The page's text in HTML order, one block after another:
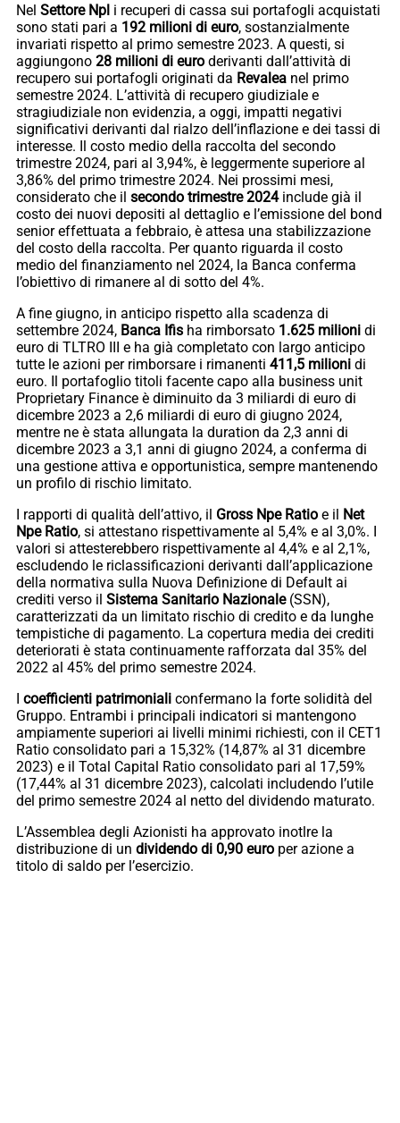
Nel Settore Npl i recuperi di cassa sui portafogli acquistati
sono stati pari a 192 milioni di euro, sostanzialmente
invariati rispetto al primo semestre 2023. A questi, si
aggiungono 28 milioni di euro derivanti dall’attività di
recupero sui portafogli originati da Revalea nel primo
semestre 2024. L’attività di recupero giudiziale e
stragiudiziale non evidenzia, a oggi, impatti negativi
significativi derivanti dal rialzo dell’inflazione e dei tassi di
interesse. Il costo medio della raccolta del secondo
trimestre 2024, pari al 3,94%, è leggermente superiore al
3,86% del primo trimestre 2024. Nei prossimi mesi,
considerato che il secondo trimestre 2024include già il
costo dei nuovi depositi al dettaglio e l’emissione del bond
senior effettuata a febbraio, è attesa una stabilizzazione
del costo della raccolta. Per quanto riguarda il costo
medio del finanziamento nel 2024, la Banca conferma
l’obiettivo di rimanere al di sotto del 4%.
A fine giugno, in anticipo rispetto alla scadenza di
settembre 2024, Banca Ifis ha rimborsato 1.625 milioni di
euro di TLTRO III e ha già completato con largo anticipo
tutte le azioni per rimborsare i rimanenti 411,5 milioni di
euro. Il portafoglio titoli facente capo alla business unit
Proprietary Finance è diminuito da 3 miliardi di euro di
dicembre 2023 a 2,6 miliardi di euro di giugno 2024,
mentre ne è stata allungata la duration da 2,3 anni di
dicembre 2023 a 3,1 anni di giugno 2024, a conferma di
una gestione attiva e opportunistica, sempre mantenendo
un profilo di rischio limitato.
I rapporti di qualità dell’attivo, il Gross Npe Ratio e il Net
Npe Ratio, si attestano rispettivamente al 5,4% e al 3,0%. I
valori si attesterebbero rispettivamente al 4,4% e al 2,1%,
escludendo le riclassificazioni derivanti dall’applicazione
della normativa sulla Nuova Definizione di Default ai
crediti verso il Sistema Sanitario Nazionale(SSN),
caratterizzati da un limitato rischio di credito e da lunghe
tempistiche di pagamento. La copertura media dei crediti
deteriorati è stata continuamente rafforzata dal 35% del
2022 al 45% del primo semestre 2024.
I coefficienti patrimoniali confermano la forte solidità del
Gruppo. Entrambi i principali indicatori si mantengono
ampiamente superiori ai livelli minimi richiesti, con il CET1
Ratio consolidato pari a 15,32% (14,87% al 31 dicembre
2023) e il Total Capital Ratio consolidato pari al 17,59%
(17,44% al 31 dicembre 2023), calcolati includendo l’utile
del primo semestre 2024 al netto del dividendo maturato.
L’Assemblea degli Azionisti ha approvato inotlre la
distribuzione di un dividendo di 0,90 euro per azione a
titolo di saldo per l’esercizio.